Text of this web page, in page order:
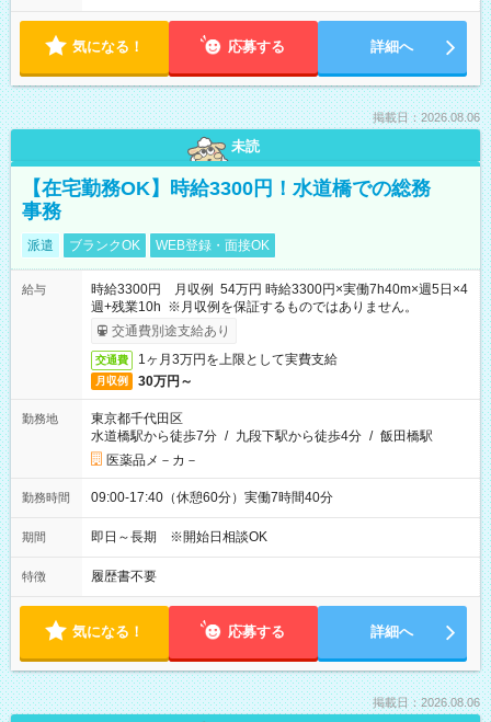
気になる！ 応募する 詳細へ
掲載日：2026.08.06
未読
【在宅勤務OK】時給3300円！水道橋での総務
事務
派遣 ブランクOK WEB登録・面接OK
給与
時給3300円 月収例 54万円 時給3300円×実働7h40m×週5日×4
週+残業10h ※月収例を保証するものではありません。
交通費別途支給あり
交通費 1ヶ月3万円を上限として実費支給
月収例 30万円～
勤務地
東京都千代田区
水道橋駅から徒歩7分 / 九段下駅から徒歩4分 / 飯田橋駅
医薬品メ－カ－
勤務時間 09:00-17:40（休憩60分）実働7時間40分
期間 即日～長期 ※開始日相談OK
特徴 履歴書不要
気になる！ 応募する 詳細へ
掲載日：2026.08.06